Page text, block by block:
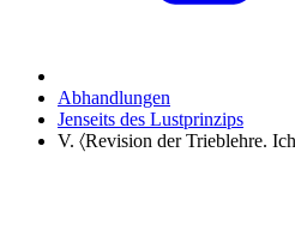
Abhandlungen
Jenseits des Lustprinzips
V. 〈Revision der Trieblehre.